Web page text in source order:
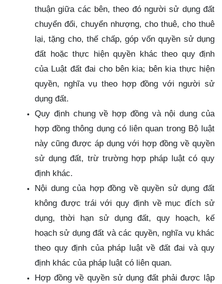
thuận giữa các bên, theo đó người sử dụng đất
chuyển đổi, chuyển nhượng, cho thuê, cho thuê
lại, tặng cho, thế chấp, góp vốn quyền sử dụng
đất hoặc thực hiện quyền khác theo quy định
của Luật đất đai cho bên kia; bên kia thực hiện
quyền, nghĩa vụ theo hợp đồng với người sử
dụng đất.
Quy định chung về hợp đồng và nội dung của
hợp đồng thông dụng có liên quan trong Bộ luật
này cũng được áp dụng với hợp đồng về quyền
sử dụng đất, trừ trường hợp pháp luật có quy
định khác.
Nội dung của hợp đồng về quyền sử dụng đất
không được trái với quy định về mục đích sử
dụng, thời hạn sử dụng đất, quy hoạch, kế
hoạch sử dụng đất và các quyền, nghĩa vụ khác
theo quy định của pháp luật về đất đai và quy
định khác của pháp luật có liên quan.
Hợp đồng về quyền sử dụng đất phải được lập